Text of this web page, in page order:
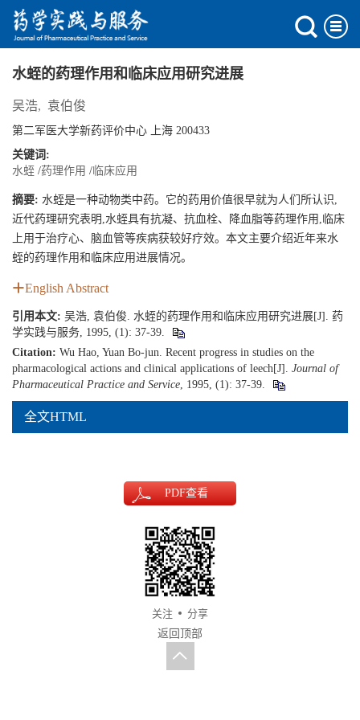
水蛭的药理作用和临床应用研究进展
吴浩, 袁伯俊
第二军医大学新药评价中心 上海 200433
关键词:
水蛭 /药理作用 / 临床应用
摘要: 水蛭是一种动物类中药。它的药用价值很早就为人们所认识,
近代药理研究表明,水蛭具有抗凝、抗血栓、降血脂等药理作用,临床
上用于治疗心、脑血管等疾病获较好疗效。本文主要介绍近年来水
蛭的药理作用和临床应用进展情况。
English Abstract
引用本文: 吴浩, 袁伯俊. 水蛭的药理作用和临床应用研究进展[J]. 药
学实践与服务, 1995, (1): 37-39.
Citation: Wu Hao, Yuan Bo-jun. Recent progress in studies on the
pharmacological actions and clinical applications of leech[J]. Journal of
Pharmaceutical Practice and Service , 1995, (1): 37-39.
全文HTML
PDF查看
关注
分享
返回顶部